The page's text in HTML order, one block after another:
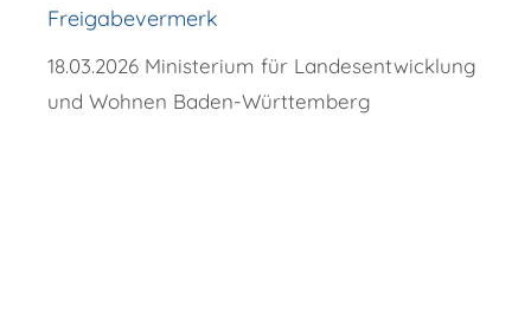
Freigabevermerk
18.03.2026 Ministerium für Landesentwicklung
und Wohnen Baden-Württemberg